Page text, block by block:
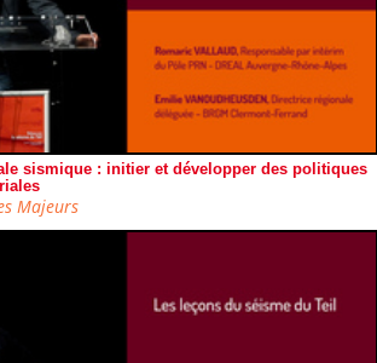
sismique : initier et développer des politiques
Majeurs